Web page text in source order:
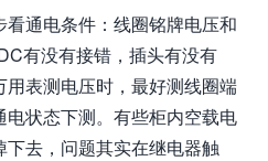
通电条件：线圈铭牌电压和
有没有接错，插头有没有
表测电压时，最好测线圈端
状态下测。有些柜内空载电
去，问题其实在继电器触